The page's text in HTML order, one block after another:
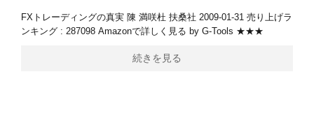
FXトレーディングの真実 陳 満咲杜 扶桑社 2009-01-31 売り上げラ
ンキング : 287098 Amazonで詳しく見る by G-Tools ★★★
続きを見る